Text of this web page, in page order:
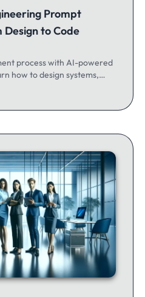
Prompt
Design to Code
process with AI-powered
how to design systems,
software - whether